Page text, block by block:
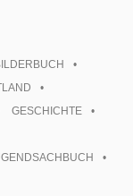
GESCHICHTE